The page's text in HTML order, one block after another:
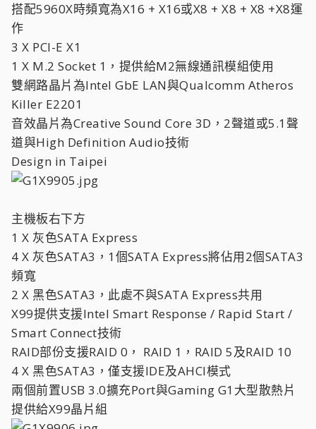
搭配5960X時頻寬為X16 + X16或X8 + X8 + X8 +X8運
作
3 X PCI-E X1
1 X M.2 Socket 1，提供給M2無線通訊模組使用
雙網路晶片為Intel GbE LAN與Qualcomm Atheros
Killer E2201
音效晶片為Creative Sound Core 3D，2聲道或5.1聲
道與High Definition Audio技術
Design in Taipei
主機板右下方
1 X 灰色SATA Express
4 X 灰色SATA3，1個SATA Express將佔用2個SATA3
頻寬
2 X 黑色SATA3，此處不與SATA Express共用
X99提供支援Intel Smart Response / Rapid Start /
Smart Connect技術
RAID部份支援RAID 0， RAID 1，RAID 5及RAID 10
4 X 黑色SATA3，僅支援IDE及AHCI模式
兩個前置USB 3.0擴充Port與Gaming G1大型散熱片
提供給X99晶片組